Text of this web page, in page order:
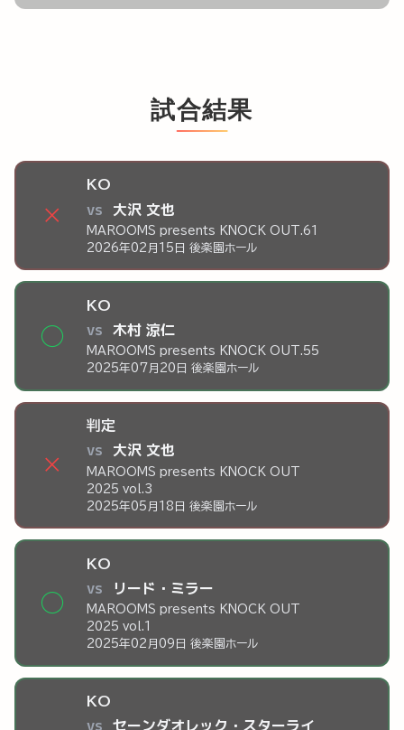
試合結果
×
KO
vs 大沢 文也
MAROOMS presents KNOCK OUT.61
2026年02月15日 後楽園ホール
◯
KO
vs 木村 涼仁
MAROOMS presents KNOCK OUT.55
2025年07月20日 後楽園ホール
×
判定
vs 大沢 文也
MAROOMS presents KNOCK OUT
2025 vol.3
2025年05月18日 後楽園ホール
◯
KO
vs リード・ミラー
MAROOMS presents KNOCK OUT
2025 vol.1
2025年02月09日 後楽園ホール
KO
vs セーンダオレック・スターライ